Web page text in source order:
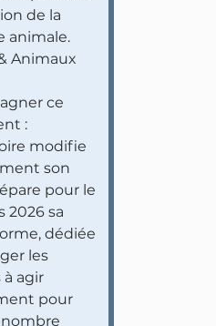
de la
animale.
Animaux
ce
:
modifie
son
pour le
2026 sa
dédiée
les
agir
pour